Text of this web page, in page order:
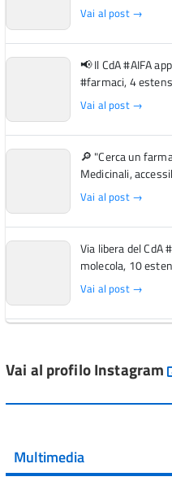
Vai al post →
📢 Il CdA #AIFA
#farmaci, 4
Vai al post →
🔎 "Cerca un
Medicinali,
Vai al post →
Via libera del CdA
molecola, 10
Vai al post →
Vai al post →
Vai al post →
Vai al profilo Instagram
Multimedia